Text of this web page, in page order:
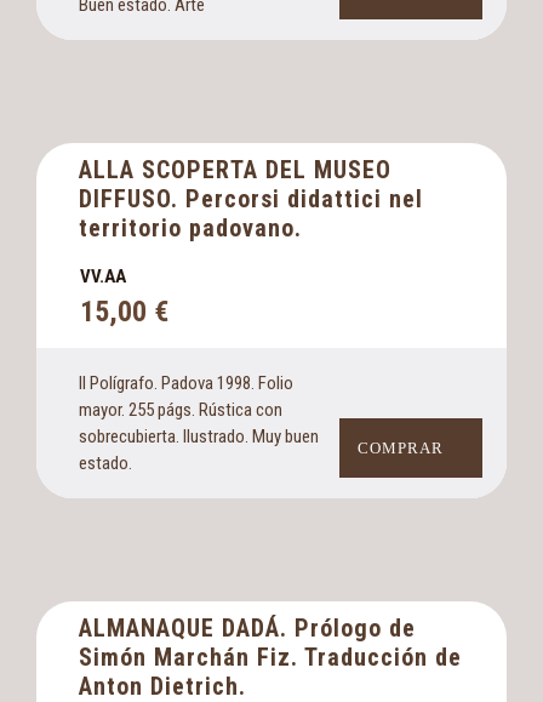
Buen estado. Arte
ALLA SCOPERTA DEL MUSEO
DIFFUSO. Percorsi didattici nel
territorio padovano.
VV.AA
15,00 €
Il Polígrafo. Padova 1998. Folio
mayor. 255 págs. Rústica con
sobrecubierta. Ilustrado. Muy buen
estado.
COMPRAR
ALMANAQUE DADÁ. Prólogo de
Simón Marchán Fiz. Traducción de
Anton Dietrich.